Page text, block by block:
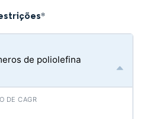
*
de poliolefina